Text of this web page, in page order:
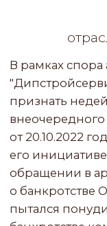
признаков
Стояла задача
решения
объективных причин
процедуры
инициирования
несостоятельности
акционером или
Краткое